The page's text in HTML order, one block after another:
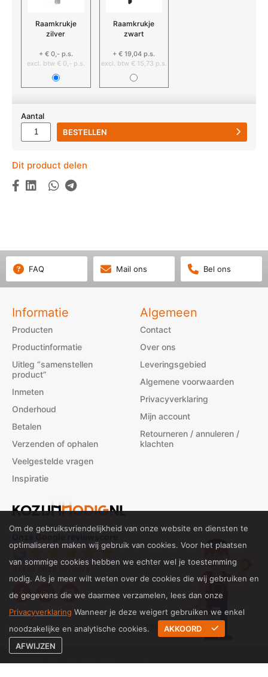
Raamkrukje
zilver
+ € 0,- p.s.
excl. btw € 0,- p.s.
Raamkrukje
zwart
+ € 19,04 p.s.
excl. btw € 15,73 p.s.
Aantal
BESTELLEN
Dit product delen
FAQ Mail ons Bel ons
Informatie
Producten
Productinformatie
Uitleg “samenstellen
product”
Inmeten
Onderhoud
Betalen
Verzenden of ophalen
Veelgestelde vragen
Inspiratie
Algemeen
Contact
Over ons
Leveringsgebied
Algemene voorwaarden
Privacyverklaring
Mijn account
Retourneren / annuleren /
klachten
Bekijk onze reviews
Hulp bij inmeten?
© 2026 Kozijnnodig.nl All rights reserved
Om de gebruiksvriendelijkheid van onze website en diensten te
optimaliseren maken wij gebruik van cookies. Voor het plaatsen
van sommige cookies hebben we echter wel je toestemming
nodig. Als je meer wilt weten over de cookies die wij gebruiken en
de gegevens die we daarmee verzamelen, lees dan onze
Privacyverklaring Wanneer je deze weigert gebruiken we enkel
noodzakelijke en analytische cookies.
AKKOORD
AFWIJZEN